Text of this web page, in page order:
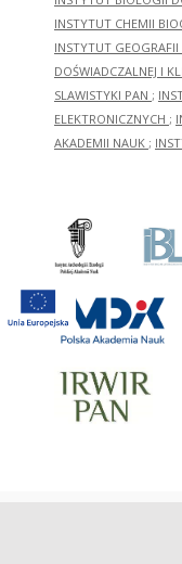
INSTYTUT CHEMII
INSTYTUT
DOŚWIADCZALNEJ I
SLAWISTYKI PAN ;
ELEKTRONICZNYCH ;
AKADEMII NAUK ;